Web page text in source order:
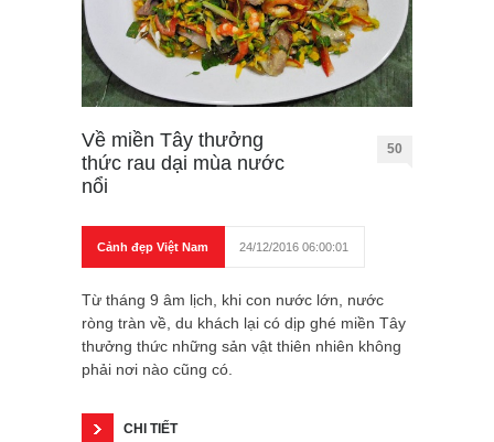
Về miền Tây thưởng
thức rau dại mùa nước
nổi
50
Cảnh đẹp Việt Nam 24/12/2016 06:00:01
Từ tháng 9 âm lịch, khi con nước lớn, nước
ròng tràn về, du khách lại có dịp ghé miền Tây
thưởng thức những sản vật thiên nhiên không
phải nơi nào cũng có.
CHI TIẾT